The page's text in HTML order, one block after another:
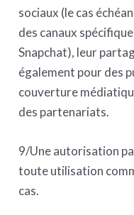
sociaux (le cas
des canaux
Snapchat), leur
également pour des
couverture
des partenariats.
9/Une autorisation
toute utilisation
cas.